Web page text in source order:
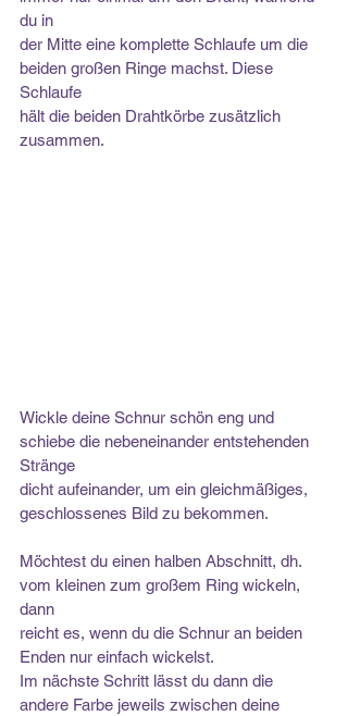
du in
der Mitte eine komplette Schlaufe um die
beiden großen Ringe machst. Diese
Schlaufe
hält die beiden Drahtkörbe zusätzlich
zusammen.
Wickle deine Schnur schön eng und
schiebe die nebeneinander entstehenden
Stränge
dicht aufeinander, um ein gleichmäßiges,
geschlossenes Bild zu bekommen.
Möchtest du einen halben Abschnitt, dh.
vom kleinen zum großem Ring wickeln,
dann
reicht es, wenn du die Schnur an beiden
Enden nur einfach wickelst.
Im nächste Schritt lässt du dann die
andere Farbe jeweils zwischen deine